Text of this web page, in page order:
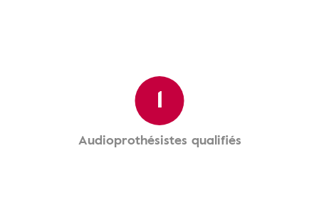
1
Audioprothésistes qualifiés